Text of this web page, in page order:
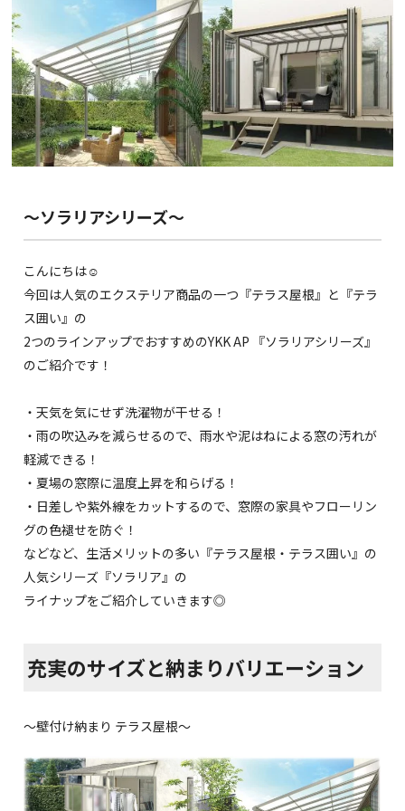
～ソラリアシリーズ～
こんにちは☺︎
今回は人気のエクステリア商品の一つ『テラス屋根』と『テラ
ス囲い』の
2つのラインアップでおすすめのYKK AP 『ソラリアシリーズ』
のご紹介です！
・天気を気にせず洗濯物が干せる！
・雨の吹込みを減らせるので、雨水や泥はねによる窓の汚れが
軽減できる！
・夏場の窓際に温度上昇を和らげる！
・日差しや紫外線をカットするので、窓際の家具やフローリン
グの色褪せを防ぐ！
などなど、生活メリットの多い『テラス屋根・テラス囲い』の
人気シリーズ『ソラリア』の
ライナップをご紹介していきます◎
充実のサイズと納まりバリエーション
～壁付け納まり テラス屋根～